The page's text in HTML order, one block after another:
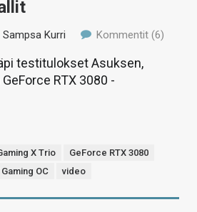
Sampsa Kurri Kommentit (6)
testitulokset Asuksen,
RTX 3080 -
X Trio
GeForce RTX 3080
OC video